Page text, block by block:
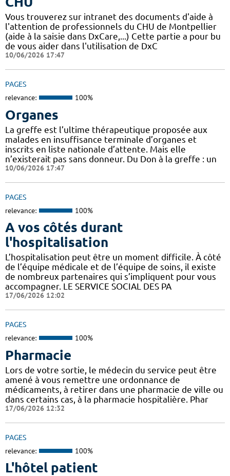
Vous trouverez sur intranet des documents d'aide à
l'attention de professionnels du CHU de Montpellier
(aide à la saisie dans DxCare,...) Cette partie a pour bu
de vous aider dans l'utilisation de DxC
10/06/2026 17:47
PAGES
relevance: 100%
Organes
La greffe est l’ultime thérapeutique proposée aux
malades en insuffisance terminale d’organes et
inscrits en liste nationale d’attente. Mais elle
n’existerait pas sans donneur. Du Don à la greffe : un
10/06/2026 17:47
PAGES
relevance: 100%
A vos côtés durant
l'hospitalisation
L’hospitalisation peut être un moment difficile. À côté
de l’équipe médicale et de l’équipe de soins, il existe
de nombreux partenaires qui s’impliquent pour vous
accompagner. LE SERVICE SOCIAL DES PA
17/06/2026 12:02
PAGES
relevance: 100%
Pharmacie
Lors de votre sortie, le médecin du service peut être
amené à vous remettre une ordonnance de
médicaments, à retirer dans une pharmacie de ville ou
dans certains cas, à la pharmacie hospitalière. Phar
17/06/2026 12:32
PAGES
relevance: 100%
L'hôtel patient